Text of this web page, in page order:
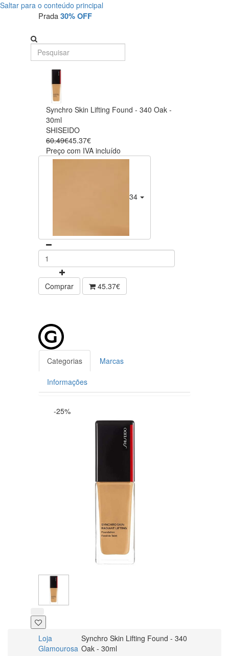
Saltar para o conteúdo principal
Prada30% OFF
Synchro Skin Lifting Found - 340 Oak -
30ml
SHISEIDO
60.49€45.37€
Preço com IVA incluído
340 Oak
Comprar 45.37€
Categorias Marcas
Informações
-25%
Loja
Glamourosa
Synchro Skin Lifting Found - 340
Oak - 30ml